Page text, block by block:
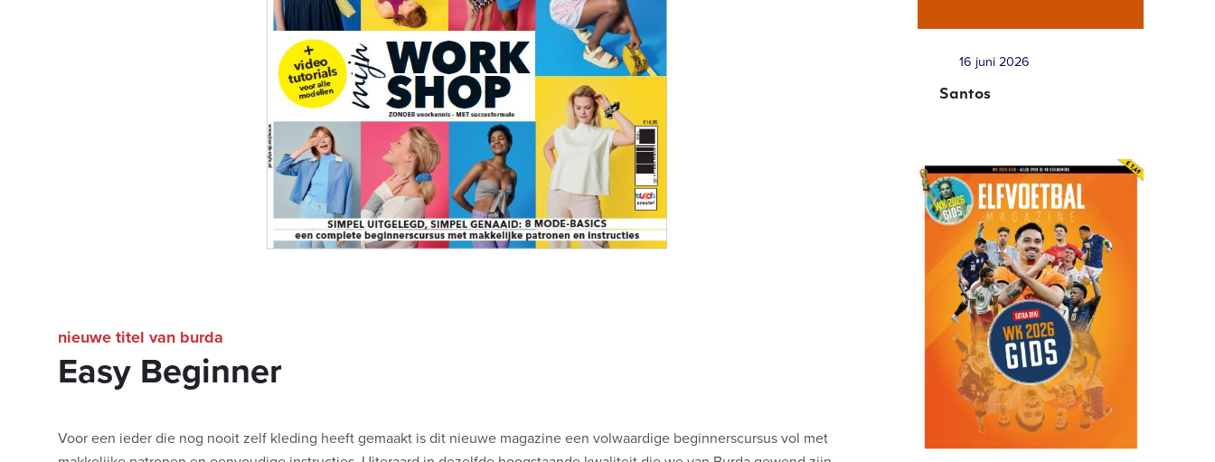
Easy Beginner
nieuwe titel van burda
Voor een ieder die nog nooit zelf kleding heeft gemaakt is dit nieuwe magazine een volwaardige beginnerscursus vol met
16 juni 2026
Santos